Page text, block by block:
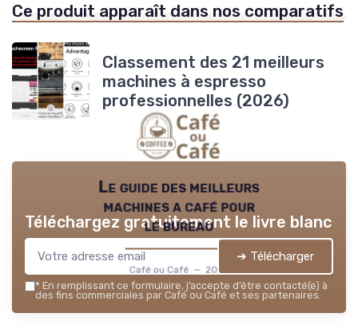
Ce produit apparaît dans nos comparatifs
Classement des 21 meilleurs
machines à espresso
professionnelles (2026)
Le guide des meilleurs
machines a café pour
le bureau
Café ou Café — 2026
Téléchargez gratuitement le livre blanc
➔ Télécharger
* En remplissant ce formulaire, j’accepte d’être contacté(e) à
des fins commerciales par Café ou Café et ses partenaires.